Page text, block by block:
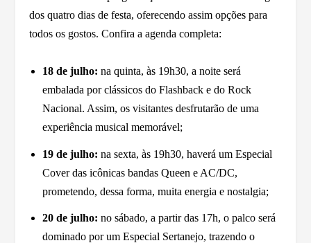
dos quatro dias de festa, oferecendo assim opções para
todos os gostos. Confira a agenda completa:
18 de julho: na quinta, às 19h30, a noite será
embalada por clássicos do Flashback e do Rock
Nacional. Assim, os visitantes desfrutarão de uma
experiência musical memorável;
19 de julho: na sexta, às 19h30, haverá um Especial
Cover das icônicas bandas Queen e AC/DC,
prometendo, dessa forma, muita energia e nostalgia;
20 de julho: no sábado, a partir das 17h, o palco será
dominado por um Especial Sertanejo, trazendo o